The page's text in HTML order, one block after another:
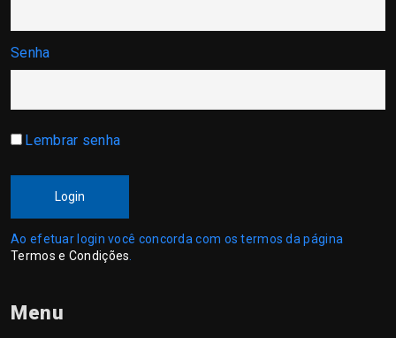
Senha
Lembrar senha
Login
Ao efetuar login você concorda com os termos da página
Termos e Condições
Menu